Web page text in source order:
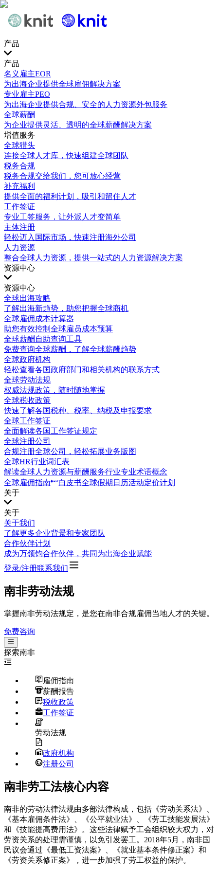
产品
产品
名义雇主EOR
为出海企业提供全球雇佣解决方案
专业雇主PEO
为出海企业提供合规、安全的人力资源外包服务
全球薪酬
为企业提供灵活、透明的全球薪酬解决方案
增值服务
全球猎头
连接全球人才库，快速组建全球团队
税务合规
税务合规交给我们，您可放心经营
补充福利
提供全面的福利计划，吸引和留住人才
工作签证
专业工签服务，让外派人才变简单
主体注册
轻松迈入国际市场，快速注册海外公司
人力资源
整合全球人力资源，提供一站式的人力资源解决方案
资源中心
资源中心
全球出海攻略
了解出海新趋势，助您把握全球商机
全球雇佣成本计算器
助您有效控制全球雇员成本预算
全球薪酬自助查询工具
免费查询全球薪酬，了解全球薪酬趋势
全球政府机构
轻松查看各国政府部门和相关机构的联系方式
全球劳动法规
权威法规政策，随时随地掌握
全球税收政策
快速了解各国税种、税率、纳税及申报要求
全球工作签证
全面解读各国工作签证规定
全球注册公司
合规注册全球公司，轻松拓展业务版图
全球HR行业词汇表
解读全球人力资源与薪酬服务行业专业术语概念
全球雇佣指南
白皮书全球假期日历活动定价计划
关于
关于
关于我们
了解更多企业背景和专家团队
合作伙伴计划
成为万领钧合作伙伴，共同为出海企业赋能
登录/注册联系我们
南非劳动法规
掌握南非劳动法规定，是您在南非合规雇佣当地人才的关键。
免费咨询
探索南非
雇佣指南
薪酬报告
税收政策
工作签证
劳动法规
政府机构
注册公司
南非劳工法核心内容
南非的劳动法律法规由多部法律构成，包括《劳动关系法》、
《基本雇佣条件法》、《公平就业法》、《劳工技能发展法》
和《技能提高费用法》。这些法律赋予工会组织较大权力，对
劳资关系的处理需谨慎，以免引发罢工。2018年5月，南非国
民议会通过《最低工资法案》、《就业基本条件修正案》和
《劳资关系修正案》，进一步加强了劳工权益的保护。